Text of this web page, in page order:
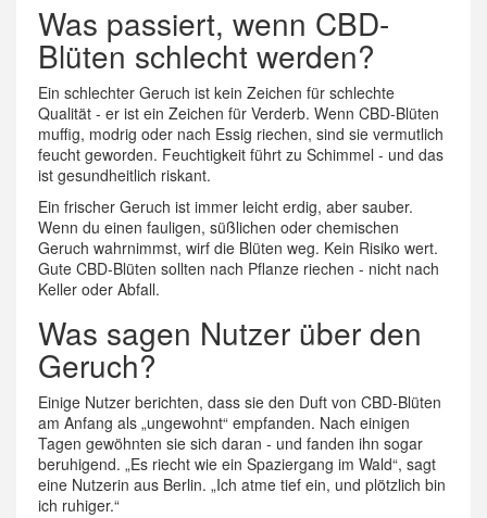
Was passiert, wenn CBD-
Blüten schlecht werden?
Ein schlechter Geruch ist kein Zeichen für schlechte
Qualität - er ist ein Zeichen für Verderb. Wenn CBD-Blüten
muffig, modrig oder nach Essig riechen, sind sie vermutlich
feucht geworden. Feuchtigkeit führt zu Schimmel - und das
ist gesundheitlich riskant.
Ein frischer Geruch ist immer leicht erdig, aber sauber.
Wenn du einen fauligen, süßlichen oder chemischen
Geruch wahrnimmst, wirf die Blüten weg. Kein Risiko wert.
Gute CBD-Blüten sollten nach Pflanze riechen - nicht nach
Keller oder Abfall.
Was sagen Nutzer über den
Geruch?
Einige Nutzer berichten, dass sie den Duft von CBD-Blüten
am Anfang als „ungewohnt“ empfanden. Nach einigen
Tagen gewöhnten sie sich daran - und fanden ihn sogar
beruhigend. „Es riecht wie ein Spaziergang im Wald“, sagt
eine Nutzerin aus Berlin. „Ich atme tief ein, und plötzlich bin
ich ruhiger.“